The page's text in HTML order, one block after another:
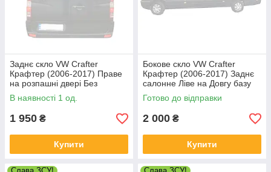
Заднє скло VW Crafter
Крафтер (2006-2017) Праве
на розпашні двері Без
електрообогрева
В наявності 1 од.
1 950 ₴
Купити
Бокове скло VW Crafter
Крафтер (2006-2017) Заднє
салонне Ліве на Довгу базу
Готово до відправки
2 000 ₴
Купити